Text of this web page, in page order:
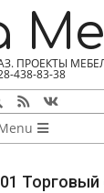
ПРОЕКТЫ
438-83-38
Торговый